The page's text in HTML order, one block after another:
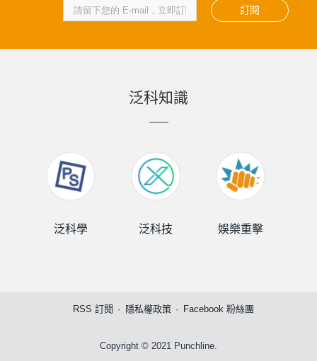
訂閱
泛科知識
泛科學 泛科技 娛樂重擊
RSS 訂閱 隱私權政策 Facebook 粉絲團
Copyright © 2021 Punchline.